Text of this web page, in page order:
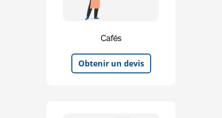
Cafés
Obtenir un devis